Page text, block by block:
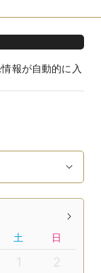
報が自動的に入
土 日
1 2